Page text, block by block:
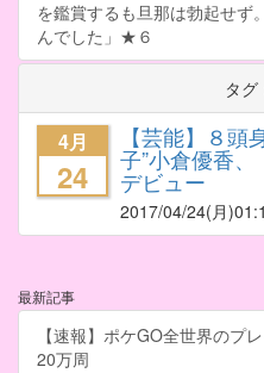
を鑑賞するも旦那は勃起せず
んでした」★６
タグ
4月
24
【芸能】８頭
子”小倉優香
デビュー
2017/04/24(月
最新記事
【速報】ポケGO全世界のプ
20万周